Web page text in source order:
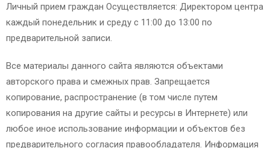
Личный прием граждан Осуществляется: Директором центра
каждый понедельник и среду с 11:00 до 13:00 по
предварительной записи.
Все материалы данного сайта являются объектами
авторского права и смежных прав. Запрещается
копирование, распространение (в том числе путем
копирования на другие сайты и ресурсы в Интернете) или
любое иное использование информации и объектов без
предварительного согласия правообладателя. Информация